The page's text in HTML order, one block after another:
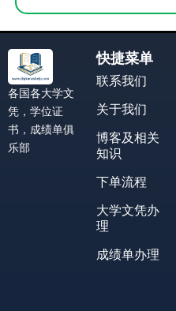
各国各大学文
凭，学位证
书，成绩单俱
乐部
快捷菜单
联系我们
关于我们
博客及相关
知识
下单流程
大学文凭办
理
成绩单办理